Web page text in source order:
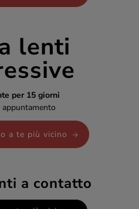
lenti
per 15 giorni
a te più vicino
a contatto